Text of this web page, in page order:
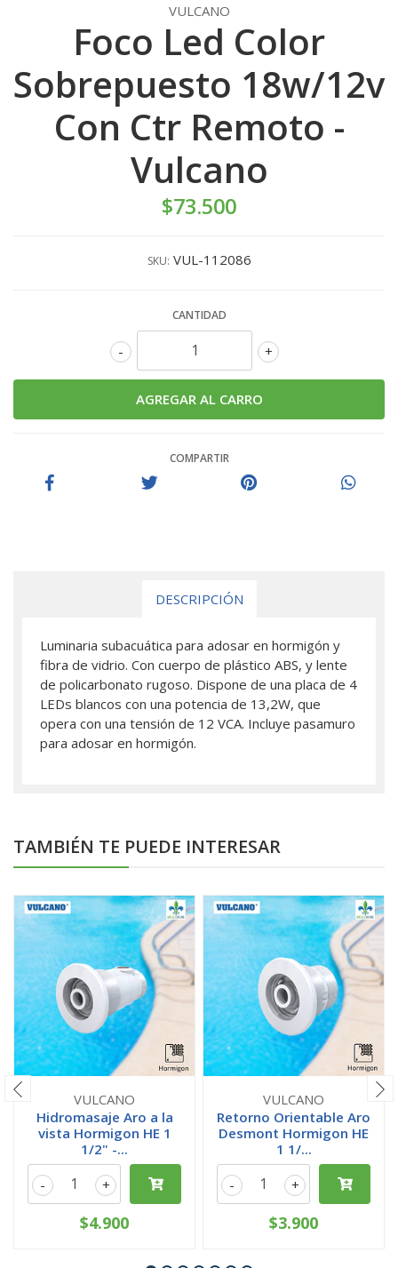
VULCANO
Foco Led Color
Sobrepuesto 18w/12v
Con Ctr Remoto -
Vulcano
$73.500
SKU: VUL-112086
CANTIDAD
+
-
COMPARTIR
DESCRIPCIÓN
Luminaria subacuática para adosar en hormigón y
fibra de vidrio. Con cuerpo de plástico ABS, y lente
de policarbonato rugoso. Dispone de una placa de 4
LEDs blancos con una potencia de 13,2W, que
opera con una tensión de 12 VCA. Incluye pasamuro
para adosar en hormigón.
TAMBIÉN TE PUEDE INTERESAR
VULCANO
Hidromasaje Aro a la
vista Hormigon HE 1
1/2" -...
+
-
$4.900
VULCANO
Retorno Orientable Aro
Desmont Hormigon HE
1 1/...
+
-
$3.900